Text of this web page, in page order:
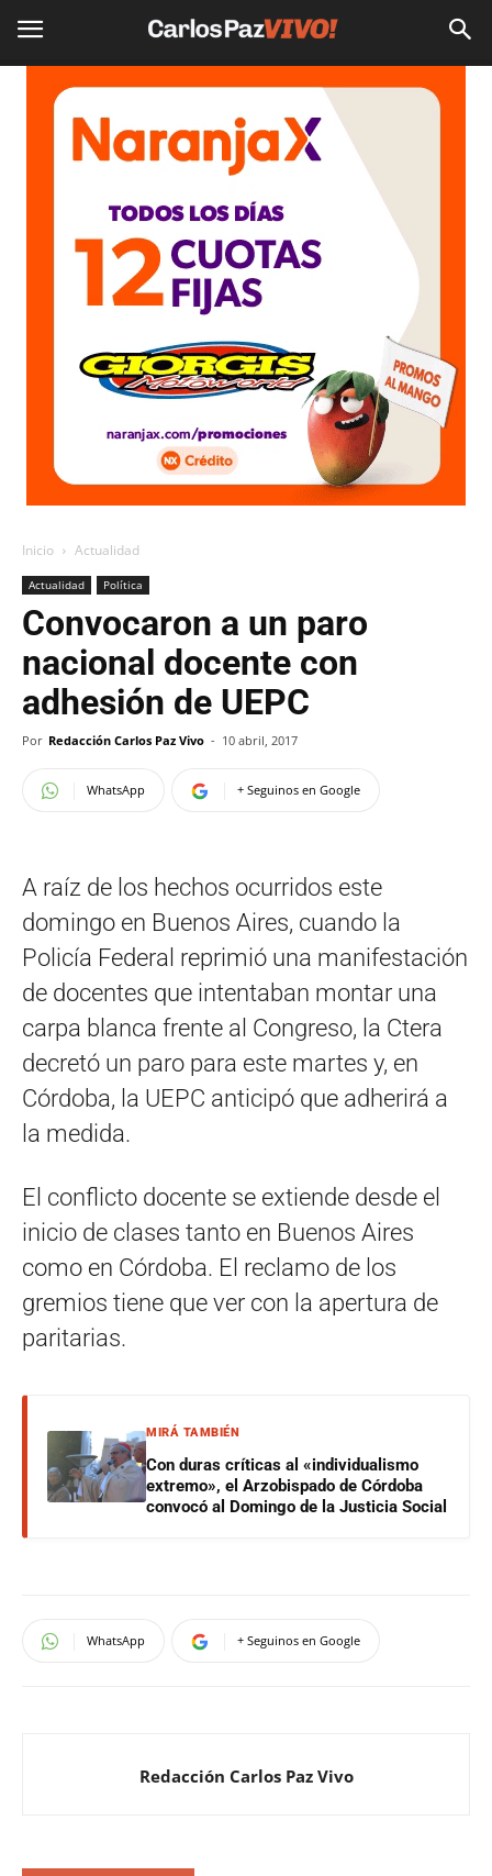
Inicio Actualidad
Actualidad Política
Convocaron a un paro
nacional docente con
adhesión de UEPC
Por Redacción Carlos Paz Vivo - 10 abril, 2017
WhatsApp + Seguinos en Google
A raíz de los hechos ocurridos este
domingo en Buenos Aires, cuando la
Policía Federal reprimió una manifestación
de docentes que intentaban montar una
carpa blanca frente al Congreso, la Ctera
decretó un paro para este martes y, en
Córdoba, la UEPC anticipó que adherirá a
la medida.
El conflicto docente se extiende desde el
inicio de clases tanto en Buenos Aires
como en Córdoba. El reclamo de los
gremios tiene que ver con la apertura de
paritarias.
MIRÁ TAMBIÉN
Con duras críticas al «individualismo
extremo», el Arzobispado de Córdoba
convocó al Domingo de la Justicia Social
WhatsApp + Seguinos en Google
Redacción Carlos Paz Vivo